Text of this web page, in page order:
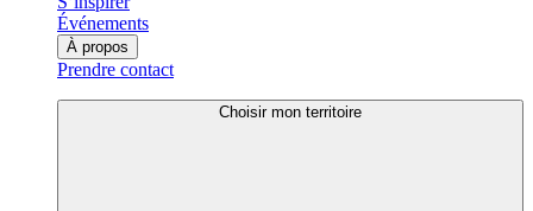
Événements
À propos
Prendre contact
Choisir mon territoire